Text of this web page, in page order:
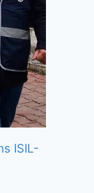
ISIL-